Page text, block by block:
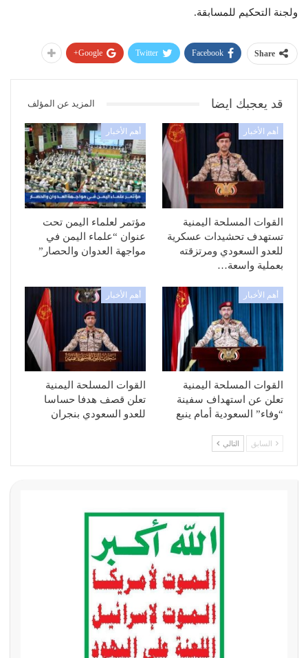
ولجنة التحكيم للمسابقة.
Share
Facebook
Twitter
Google+
قد يعجبك ايضا المزيد عن المؤلف
أهم الأخبار
القوات المسلحة اليمنية
تستهدف تحشيدات عسكرية
للعدو السعودي ومرتزقته
بعملية واسعة…
أهم الأخبار
مؤتمر لعلماء اليمن تحت
عنوان “علماء اليمن في
مواجهة العدوان والحصار”
أهم الأخبار
القوات المسلحة اليمنية
تعلن عن استهداف سفينة
“وفاء” السعودية أمام ينبع
أهم الأخبار
القوات المسلحة اليمنية
تعلن قصف هدفا حساسا
للعدو السعودي بنجران
السابق التالي